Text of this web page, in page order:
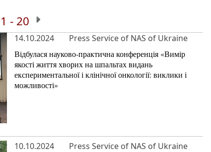
1 - 20
14.10.2024 Press Service of NAS of Ukraine
Відбулася науково-практична конференція «Вимір
якості життя хворих на шпальтах видань
експериментальної і клінічної онкології: виклики і
можливості»
10.10.2024 Press Service of NAS of Ukraine